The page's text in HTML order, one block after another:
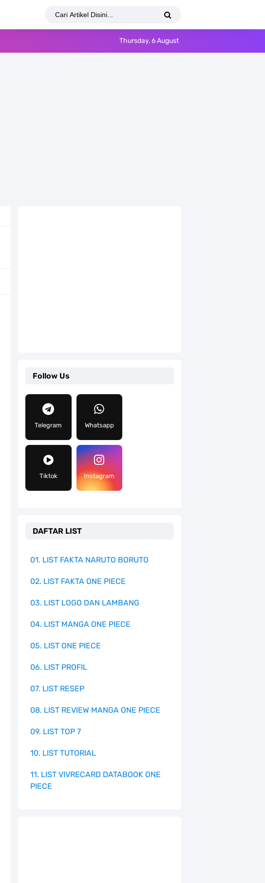
Thursday, 6 August
Follow Us
Telegram Whatsapp
Tiktok Instagram
DAFTAR LIST
01. LIST FAKTA NARUTO BORUTO
02. LIST FAKTA ONE PIECE
03. LIST LOGO DAN LAMBANG
04. LIST MANGA ONE PIECE
05. LIST ONE PIECE
06. LIST PROFIL
07. LIST RESEP
08. LIST REVIEW MANGA ONE PIECE
09. LIST TOP 7
10. LIST TUTORIAL
11. LIST VIVRECARD DATABOOK ONE
PIECE